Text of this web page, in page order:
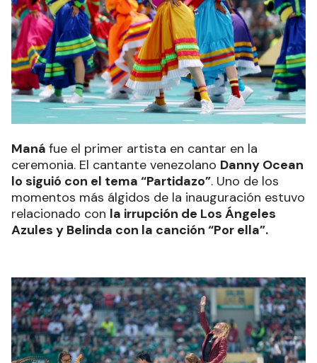
Maná fue el primer artista en cantar en la
ceremonia. El cantante venezolano Danny Ocean
lo siguió con el tema “Partidazo”. Uno de los
momentos más álgidos de la inauguración estuvo
relacionado con la irrupción de Los Ángeles
Azules y Belinda con la canción “Por ella”.